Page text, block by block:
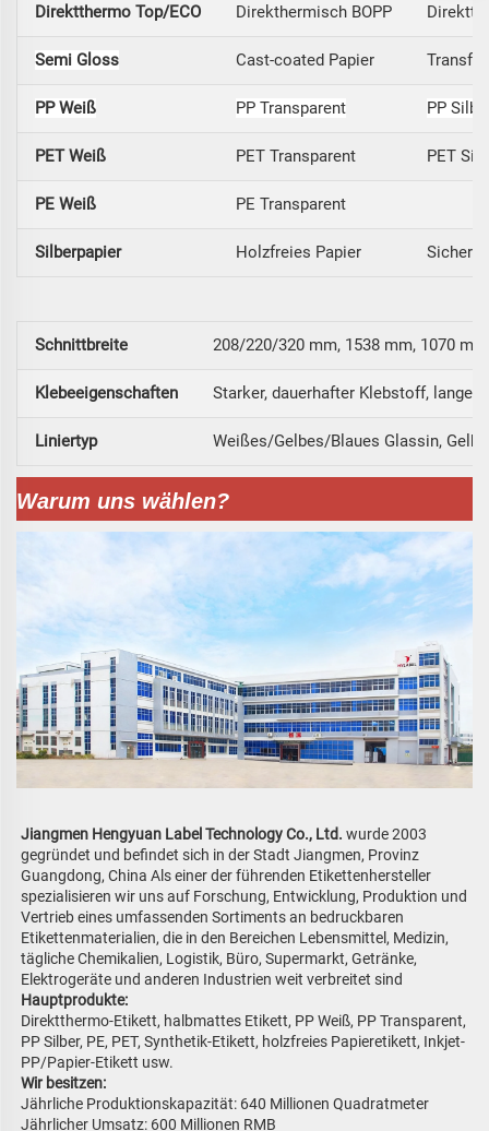
Direktthermo Top/ECO Direkthermisch BOPP
Semi Gloss Cast-coated Papier
PP Weiß PP Transparent PP
PET Weiß PET Transparent PET
PE Weiß PE Transparent
Silberpapier Holzfreies Papier
Schnittbreite 208/220/320 mm, 1538 mm, 1070
Klebeeigenschaften Starker, dauerhafter Klebstoff, lange
Liniertyp Weißes/Gelbes/Blaues Glassin,
Warum uns wählen?
Jiangmen Hengyuan Label Technology Co., Ltd. wurde 2003
gegründet und befindet sich in der Stadt Jiangmen, Provinz
Guangdong, China Als einer der führenden Etikettenhersteller
spezialisieren wir uns auf Forschung, Entwicklung, Produktion und
Vertrieb eines umfassenden Sortiments an bedruckbaren
Etikettenmaterialien, die in den Bereichen Lebensmittel, Medizin,
tägliche Chemikalien, Logistik, Büro, Supermarkt, Getränke,
Elektrogeräte und anderen Industrien weit verbreitet sind
Hauptprodukte:
Direktthermo-Etikett, halbmattes Etikett, PP Weiß, PP Transparent,
PP Silber, PE, PET, Synthetik-Etikett, holzfreies Papieretikett, Inkjet-
PP/Papier-Etikett usw.
Wir besitzen:
Jährliche Produktionskapazität: 640 Millionen Quadratmeter
Jährlicher Umsatz: 600 Millionen RMB